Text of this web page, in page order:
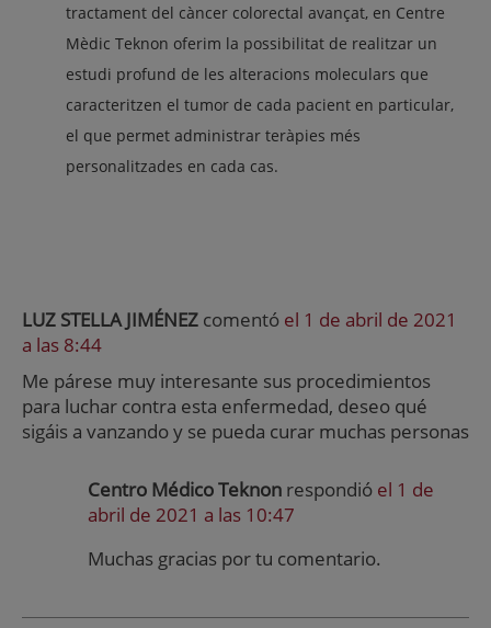
tractament del càncer colorectal avançat, en Centre
Mèdic Teknon oferim la possibilitat de realitzar un
estudi profund de les alteracions moleculars que
caracteritzen el tumor de cada pacient en particular,
el que permet administrar teràpies més
personalitzades en cada cas.
LUZ STELLA JIMÉNEZ comentó el 1 de abril de 2021
a las 8:44
Me párese muy interesante sus procedimientos
para luchar contra esta enfermedad, deseo qué
sigáis a vanzando y se pueda curar muchas personas
Centro Médico Teknon respondió el 1 de
abril de 2021 a las 10:47
Muchas gracias por tu comentario.